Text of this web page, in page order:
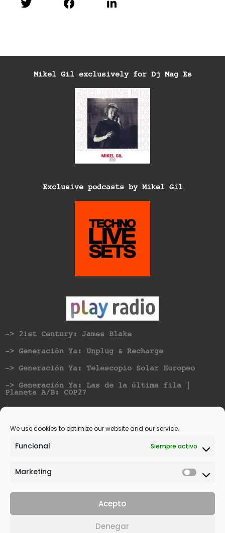
We use cookies to optimize our website and our service.
Funcional Siempre activo
Marketing
Acepto
Denegar
Mikel Gil exclusively for Dj Mag Es
Exclusive podcasts by Mikel Gil
-> 21st Century: James Blake
-> Generación Ya: Unplug & Recharge
-> Generación Ya: Telescopio Solar Europeo
-> Generación Ya: Las de la última fila |
Planeta A/B: COP27
Vicious Music Awards